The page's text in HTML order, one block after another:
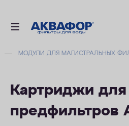
ДЛЯ ВАННОЙ
В КОТТЕДЖ
МОДУЛИ ДЛЯ МАГИСТРАЛЬНЫХ
Картриджи для
предфильтров